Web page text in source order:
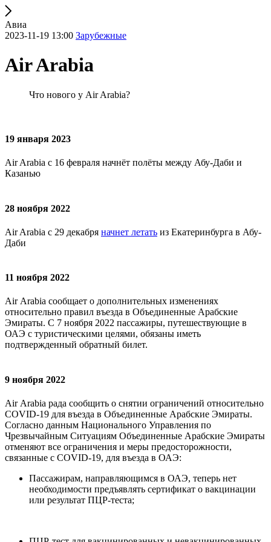
Авиа
2023-11-19 13:00 Зарубежные
Air Arabia
Что нового у Air Arabia?
19 января 2023
Air Arabia c 16 февраля начнёт полёты между Абу-Даби и
Казанью
28 ноября 2022
Air Arabia с 29 декабря начнет летать из Екатеринбурга в Абу-
Даби
11 ноября 2022
Air Arabia сообщает о дополнительных изменениях
относительно правил въезда в Объединенные Арабские
Эмираты. С 7 ноября 2022 пассажиры, путешествующие в
ОАЭ с туристическими целями, обязаны иметь
подтвержденный обратный билет.
9 ноября 2022
Air Arabia рада сообщить о снятии ограничений относительно
COVID-19 для въезда в Объединенные Арабские Эмираты.
Согласно данным Национального Управления по
Чрезвычайным Ситуациям Объединенные Арабские Эмираты
отменяют все ограничения и меры предосторожности,
связанные с COVID-19, для въезда в ОАЭ:
Пассажирам, направляющимся в ОАЭ, теперь нет
необходимости предъявлять сертификат о вакцинации
или результат ПЦР-теста;